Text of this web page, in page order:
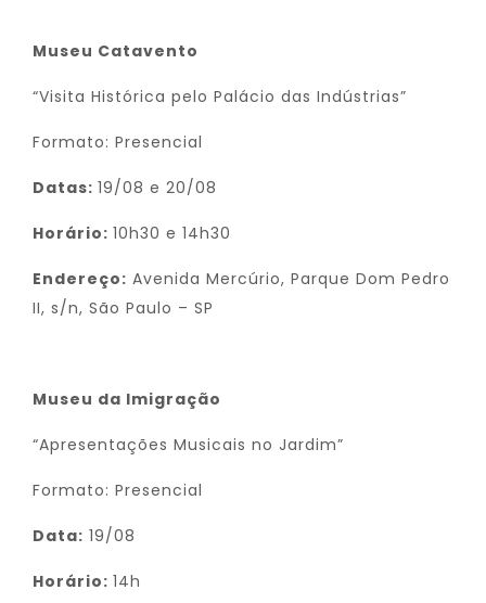
Museu Catavento
“Visita Histórica pelo Palácio das Indústrias”
Formato: Presencial
Datas: 19/08 e 20/08
Horário: 10h30 e 14h30
Endereço: Avenida Mercúrio, Parque Dom Pedro
II, s/n, São Paulo – SP
Museu da Imigração
“Apresentações Musicais no Jardim”
Formato: Presencial
Data: 19/08
Horário: 14h